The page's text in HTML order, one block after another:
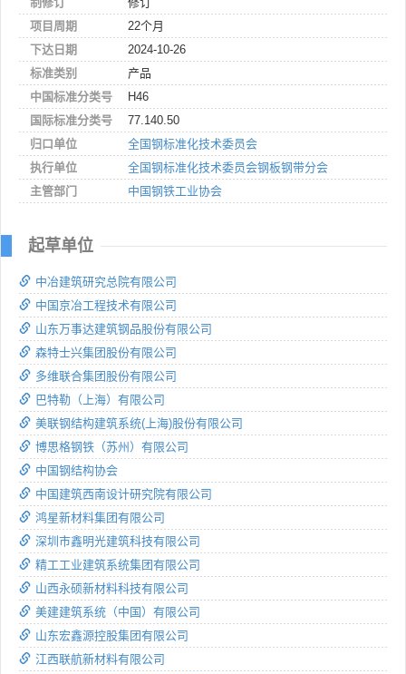
项目周期
22个月
下达日期
2024-10-26
标准类别
产品
中国标准分类号
H46
国际标准分类号
77.140.50
归口单位
全国钢标准化技术委员会
执行单位
全国钢标准化技术委员会钢板钢带分会
主管部门
中国钢铁工业协会
起草单位
中冶建筑研究总院有限公司
中国京冶工程技术有限公司
山东万事达建筑钢品股份有限公司
森特士兴集团股份有限公司
多维联合集团股份有限公司
巴特勒（上海）有限公司
美联钢结构建筑系统(上海)股份有限公司
博思格钢铁（苏州）有限公司
中国钢结构协会
中国建筑西南设计研究院有限公司
鸿星新材料集团有限公司
深圳市鑫明光建筑科技有限公司
精工工业建筑系统集团有限公司
山西永硕新材料科技有限公司
美建建筑系统（中国）有限公司
山东宏鑫源控股集团有限公司
江西联航新材料有限公司